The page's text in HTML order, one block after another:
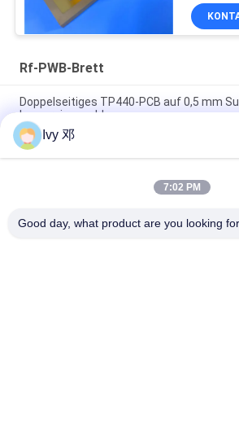
Rf-PWB-Brett
Doppelseitiges TP440-PCB auf 0,5 mm
Immersionsgold
Doppelseitiges CER-10 Hochfrequenz-
Laminat-Immersionssilber
5 mil Dicke WL-CT300 PCB 2-Schicht
Ivy 邓
7:02 PM
Good day, what product are you looking